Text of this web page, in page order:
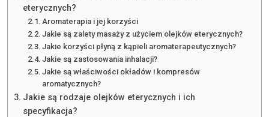
eterycznych?
Aromaterapia i jej korzyści
Jakie są zalety masaży z użyciem olejków eterycznych?
Jakie korzyści płyną z kąpieli aromaterapeutycznych?
Jakie są zastosowania inhalacji?
Jakie są właściwości okładów i kompresów
aromatycznych?
Jakie są rodzaje olejków eterycznych i ich
specyfikacja?